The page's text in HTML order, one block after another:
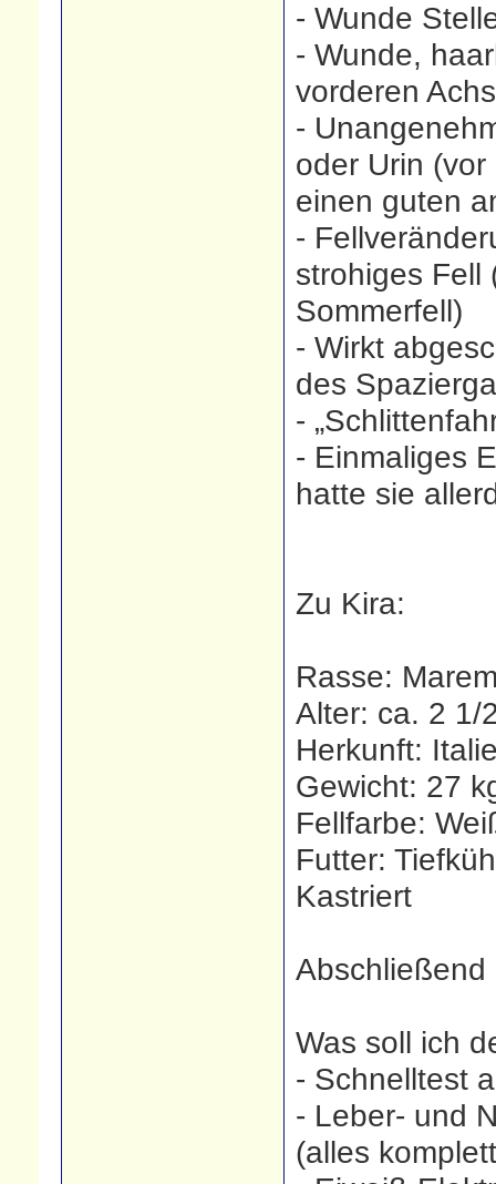
- Wunde
- Wunde,
vorderen
-
oder Urin
einen guten
-
strohiges Fell
Sommerfell)
- Wirkt
des
-
- Einmaliges
hatte sie
Zu Kira:
Rasse:
Alter: ca. 2 1/
Herkunft:
Gewicht: 27
Fellfarbe:
Futter:
Kastriert
Abschließend
Was soll ich
- Schnelltest
- Leber- und
(alles